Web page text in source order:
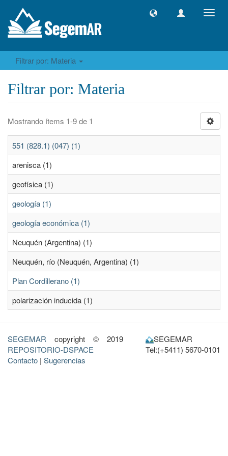
Filtrar por: Materia
Filtrar por: Materia
Mostrando ítems 1-9 de 1
551 (828.1) (047) (1)
arenisca (1)
geofísica (1)
geología (1)
geología económica (1)
Neuquén (Argentina) (1)
Neuquén, río (Neuquén, Argentina) (1)
Plan Cordillerano (1)
polarización inducida (1)
SEGEMAR copyright © 2019
REPOSITORIO-DSPACE
Contacto | Sugerencias
SEGEMAR
Tel:(+5411) 5670-0101